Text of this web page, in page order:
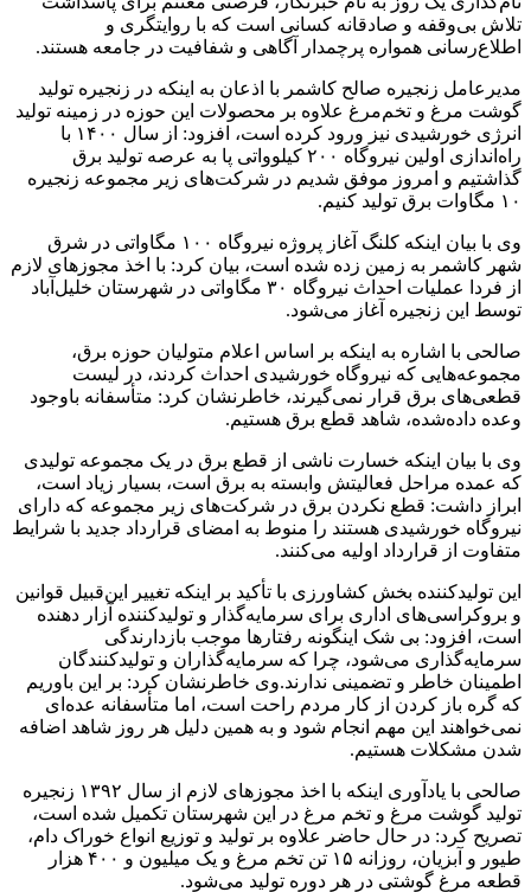
تلاش بی‌وقفه و صادقانه کسانی است که با روایتگری و
اطلاع‌رسانی همواره پرچمدار آگاهی و شفافیت در جامعه هستند.
مدیرعامل زنجیره صالح کاشمر با اذعان به اینکه در زنجیره تولید
گوشت مرغ و تخم‌مرغ علاوه بر محصولات این حوزه در زمینه تولید
انرژی خورشیدی نیز ورود کرده است، افزود: از سال ۱۴۰۰ با
راه‌اندازی اولین نیروگاه ۲۰۰ کیلوواتی پا به عرصه تولید برق
گذاشتیم و امروز موفق شدیم در شرکت‌های زیر مجموعه زنجیره
۱۰ مگاوات برق تولید کنیم.
وی با بیان اینکه کلنگ آغاز پروژه نیروگاه ۱۰۰ مگاواتی در شرق
شهر کاشمر به زمین زده شده است، بیان کرد: با اخذ مجوزهای لازم
از فردا عملیات احداث نیروگاه ۳۰ مگاواتی در شهرستان خلیل‌آباد
توسط این زنجیره آغاز می‌شود.
صالحی با اشاره به اینکه بر اساس اعلام متولیان حوزه برق،
مجموعه‌هایی که نیروگاه خورشیدی احداث کردند، در لیست
قطعی‌های برق قرار نمی‌گیرند، خاطرنشان کرد: متأسفانه باوجود
وعده داده‌شده، شاهد قطع برق هستیم.
وی با بیان اینکه خسارت ناشی از قطع برق در یک مجموعه تولیدی
که عمده مراحل فعالیتش وابسته به برق است، بسیار زیاد است،
ابراز داشت: قطع نکردن برق در شرکت‌های زیر مجموعه که دارای
نیروگاه خورشیدی هستند را منوط به امضای قرارداد جدید با شرایط
متفاوت از قرارداد اولیه می‌کنند.
این تولیدکننده بخش کشاورزی با تأکید بر اینکه تغییر این‌قبیل قوانین
و بروکراسی‌های اداری برای سرمایه‌گذار و تولیدکننده آزار دهنده
است، افزود: بی شک اینگونه رفتارها موجب بازدارندگی
سرمایه‌گذاری می‌شود، چرا که سرمایه‌گذاران و تولیدکنندگان
اطمینان خاطر و تضمینی ندارند.وی خاطرنشان کرد: بر این باوریم
که گره باز کردن از کار مردم راحت است، اما متأسفانه عده‌ای
نمی‌خواهند این مهم انجام شود و به همین دلیل هر روز شاهد اضافه
شدن مشکلات هستیم.
صالحی با یادآوری اینکه با اخذ مجوزهای لازم از سال ۱۳۹۲ زنجیره
تولید گوشت مرغ و تخم مرغ در این شهرستان تکمیل شده است،
تصریح کرد: در حال حاضر علاوه بر تولید و توزیع انواع خوراک دام،
طیور و آبزیان، روزانه ۱۵ تن تخم مرغ و یک میلیون و ۴۰۰ هزار
قطعه مرغ گوشتی در هر دوره تولید می‌شود.